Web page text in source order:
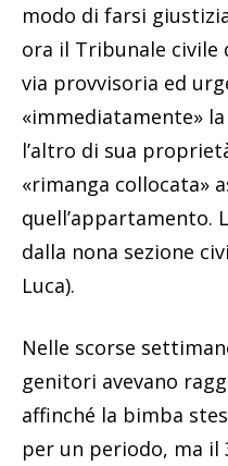
modo di farsi
ora il Tribunale civile
via provvisoria ed
«immediatamente»
l’altro di sua
«rimanga collocata»
quell’appartamento.
dalla nona sezione
Luca).
Nelle scorse
genitori avevano
affinché la bimba
per un periodo, ma il